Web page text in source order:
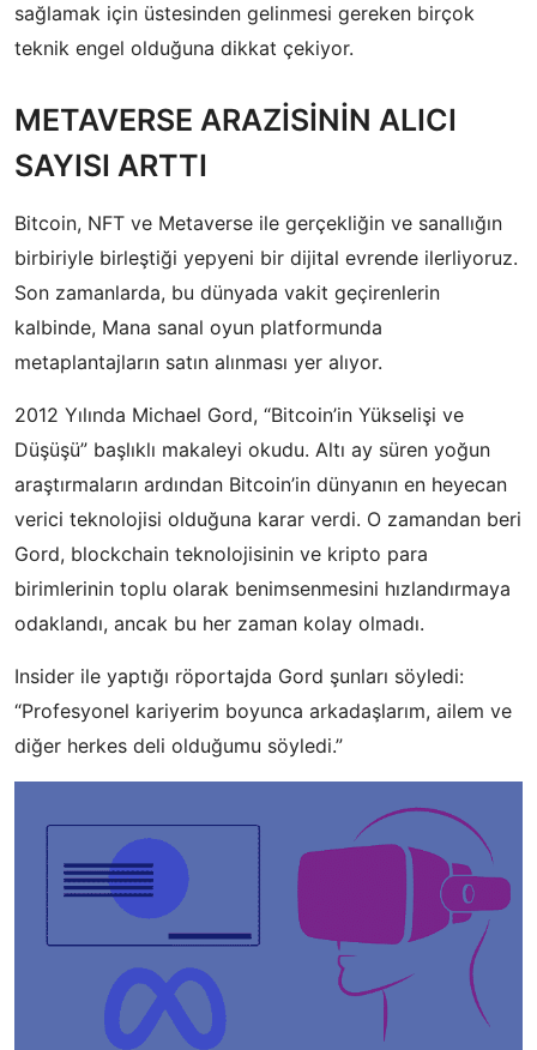
sağlamak için üstesinden gelinmesi gereken birçok
teknik engel olduğuna dikkat çekiyor.
METAVERSE ARAZİSİNİN ALICI
SAYISI ARTTI
Bitcoin, NFT ve Metaverse ile gerçekliğin ve sanallığın
birbiriyle birleştiği yepyeni bir dijital evrende ilerliyoruz.
Son zamanlarda, bu dünyada vakit geçirenlerin
kalbinde, Mana sanal oyun platformunda
metaplantajların satın alınması yer alıyor.
2012 Yılında Michael Gord, “Bitcoin’in Yükselişi ve
Düşüşü” başlıklı makaleyi okudu. Altı ay süren yoğun
araştırmaların ardından Bitcoin’in dünyanın en heyecan
verici teknolojisi olduğuna karar verdi. O zamandan beri
Gord, blockchain teknolojisinin ve kripto para
birimlerinin toplu olarak benimsenmesini hızlandırmaya
odaklandı, ancak bu her zaman kolay olmadı.
Insider ile yaptığı röportajda Gord şunları söyledi:
“Profesyonel kariyerim boyunca arkadaşlarım, ailem ve
diğer herkes deli olduğumu söyledi.”